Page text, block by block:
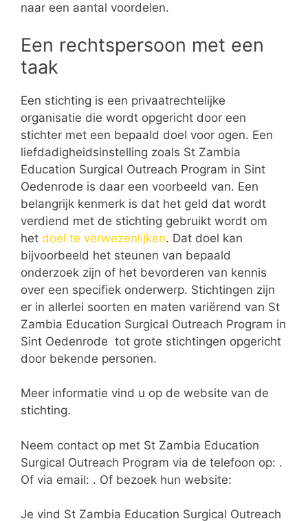
naar een aantal voordelen.
Een rechtspersoon met een
taak
Een stichting is een privaatrechtelijke
organisatie die wordt opgericht door een
stichter met een bepaald doel voor ogen. Een
liefdadigheidsinstelling zoals St Zambia
Education Surgical Outreach Program in Sint
Oedenrode is daar een voorbeeld van. Een
belangrijk kenmerk is dat het geld dat wordt
verdiend met de stichting gebruikt wordt om
het doel te verwezenlijken. Dat doel kan
bijvoorbeeld het steunen van bepaald
onderzoek zijn of het bevorderen van kennis
over een specifiek onderwerp. Stichtingen zijn
er in allerlei soorten en maten variërend van St
Zambia Education Surgical Outreach Program in
Sint Oedenrode tot grote stichtingen opgericht
door bekende personen.
Meer informatie vind u op de website van de
stichting.
Neem contact op met St Zambia Education
Surgical Outreach Program via de telefoon op: .
Of via email: . Of bezoek hun website:
Je vind St Zambia Education Surgical Outreach